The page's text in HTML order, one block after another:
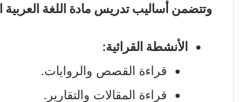
وتتضمن أساليب تدريس مادة اللغة
الأنشطة القرائية:
قراءة القصص والروايات.
قراءة المقالات والتقارير.